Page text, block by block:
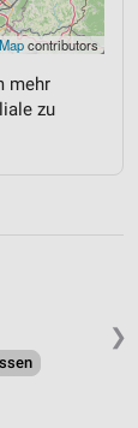
contributors
mehr
zu
❯